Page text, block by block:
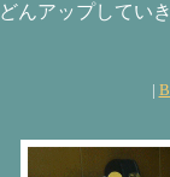
んアップしてい
|